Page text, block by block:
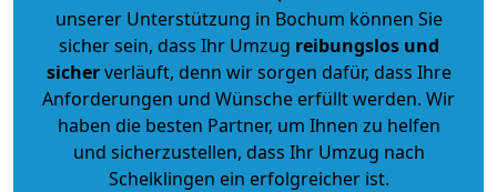
unserer Unterstützung in Bochum können Sie
sicher sein, dass Ihr Umzug reibungslos und
sicherverläuft, denn wir sorgen dafür, dass Ihre
Anforderungen und Wünsche erfüllt werden. Wir
haben die besten Partner, um Ihnen zu helfen
und sicherzustellen, dass Ihr Umzug nach
Schelklingen ein erfolgreicher ist.